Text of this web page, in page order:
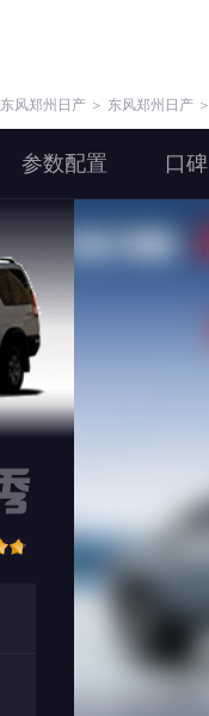
东风郑州日产 ＞ 东风郑州日产 ＞
参数配置 口碑